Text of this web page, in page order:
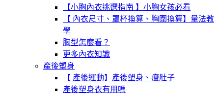
【小胸內衣挑選指南 】小胸女孩必看
【 內衣尺寸、罩杯換算、胸圍換算】量法教
學
胸型怎麼看？
更多內衣知識
產後塑身
【 產後運動】產後塑身、瘦肚子
產後塑身衣有用嗎